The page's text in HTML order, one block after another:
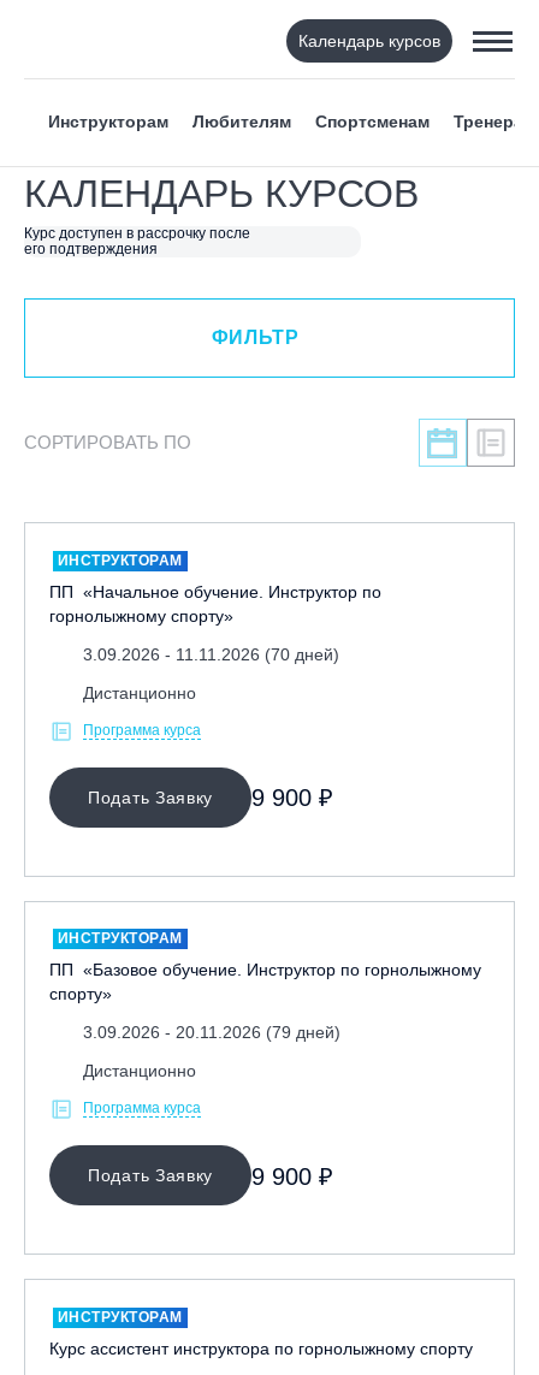
Календарь курсов
Инструкторам Любителям Спортсменам Тренерам
КАЛЕНДАРЬ КУРСОВ
Курс доступен в рассрочку после
его подтверждения
ФИЛЬТР
ВИД СПОРТА
Сноуборд
Лонгбординг
Лыжный фристайл
Мечевой бой
Скалолазание
Телемарк
Теннис
Я ХОЧУ
Инструкторам
Спортсменам
Тренерам
ЛЕКТОР
ФИЛЬТР
СОРТИРОВАТЬ ПО
ИНСТРУКТОРАМ
ПП «Начальное обучение. Инструктор по
горнолыжному спорту»
3.09.2026 - 11.11.2026 (70 дней)
Дистанционно
Программа курса
Подать Заявку 9 900 ₽
ИНСТРУКТОРАМ
ПП «Базовое обучение. Инструктор по горнолыжному
спорту»
3.09.2026 - 20.11.2026 (79 дней)
Дистанционно
Программа курса
Подать Заявку 9 900 ₽
ИНСТРУКТОРАМ
Курс ассистент инструктора по горнолыжному спорту